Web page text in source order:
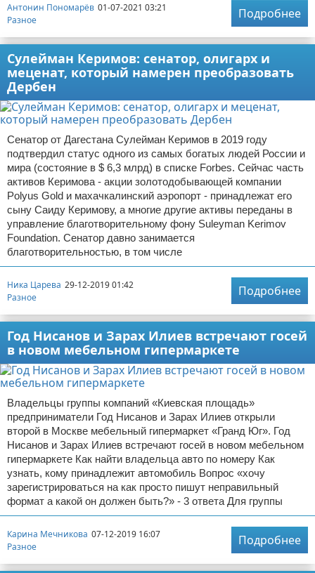
Антонин Пономарёв 01-07-2021 03:21
Разное
Подробнее
Сулейман Керимов: сенатор, олигарх и
меценат, который намерен преобразовать
Дербен
Сенатор от Дагестана Сулейман Керимов в 2019 году
подтвердил статус одного из самых богатых людей России и
мира (состояние в $ 6,3 млрд) в списке Forbes. Сейчас часть
активов Керимова - акции золотодобывающей компании
Polyus Gold и махачкалинский аэропорт - принадлежат его
сыну Саиду Керимову, а многие другие активы переданы в
управление благотворительному фону Suleyman Kerimov
Foundation. Сенатор давно занимается
благотворительностью, в том числе
Ника Царева 29-12-2019 01:42
Разное
Подробнее
Год Нисанов и Зарах Илиев встречают госей
в новом мебельном гипермаркете
Владельцы группы компаний «Киевская площадь»
предприниматели Год Нисанов и Зарах Илиев открыли
второй в Москве мебельный гипермаркет «Гранд Юг». Год
Нисанов и Зарах Илиев встречают госей в новом мебельном
гипермаркете Как найти владельца авто по номеру Как
узнать, кому принадлежит автомобиль Вопрос «хочу
зарегистрироваться на как просто пишут неправильный
формат а какой он должен быть?» - 3 ответа Для группы
Карина Мечникова 07-12-2019 16:07
Разное
Подробнее